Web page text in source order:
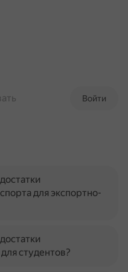
Войти
для экспортно-
студентов?